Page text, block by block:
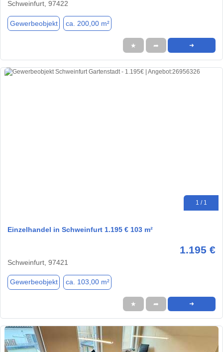
Schweinfurt, 97422
Gewerbeobjekt ca. 200,00 m²
★ ➦ ➜
1 / 1
Einzelhandel in Schweinfurt 1.195 € 103 m²
1.195 €
Schweinfurt, 97421
Gewerbeobjekt ca. 103,00 m²
★ ➦ ➜